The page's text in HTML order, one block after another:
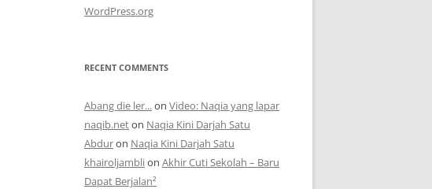
WordPress.org
RECENT COMMENTS
Abang die ler...on Video: Naqia yang lapar
naqib.neton Naqia Kini Darjah Satu
Abduron Naqia Kini Darjah Satu
khairoljamblion Akhir Cuti Sekolah – Baru
Dapat Berjalan²